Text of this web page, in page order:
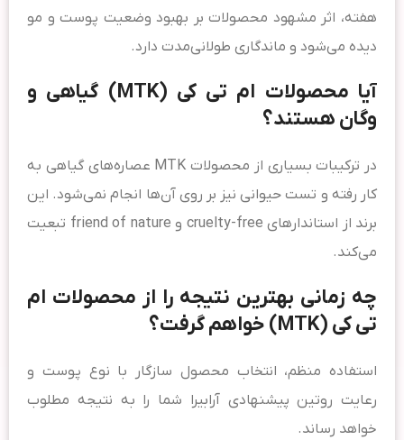
هفته، اثر مشهود محصولات بر بهبود وضعیت پوست و مو
دیده می‌شود و ماندگاری طولانی‌مدت دارد.
آیا محصولات ام تی کی (MTK) گیاهی و
وگان هستند؟
در ترکیبات بسیاری از محصولات MTK عصاره‌های گیاهی به
کار رفته و تست حیوانی نیز بر روی آن‌ها انجام نمی‌شود. این
برند از استاندارهای cruelty-free و friend of nature تبعیت
می‌کند.
چه زمانی بهترین نتیجه را از محصولات ام
تی کی (MTK) خواهم گرفت؟
استفاده منظم، انتخاب محصول سازگار با نوع پوست و
رعایت روتین پیشنهادی آرابیرا شما را به نتیجه مطلوب
خواهد رساند.